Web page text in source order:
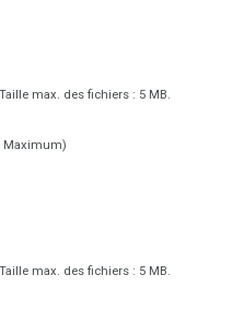
max. des fichiers : 5 MB.
Maximum)
max. des fichiers : 5 MB.